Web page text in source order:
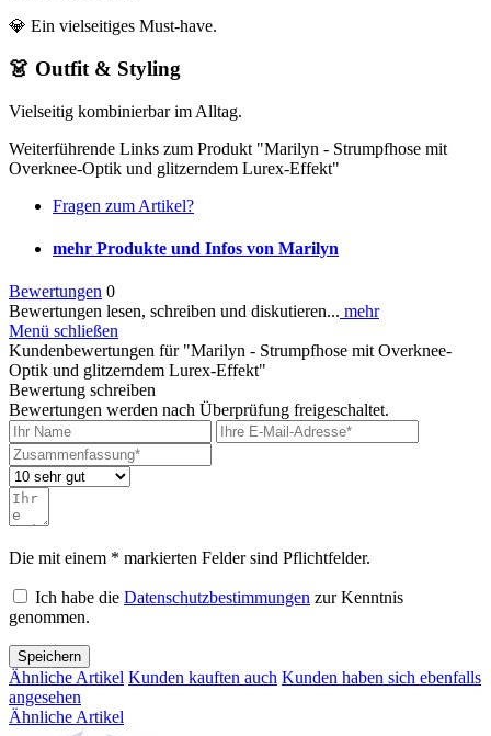
💎 Ein vielseitiges Must-have.
👗 Outfit & Styling
Vielseitig kombinierbar im Alltag.
Weiterführende Links zum Produkt "Marilyn - Strumpfhose mit
Overknee-Optik und glitzerndem Lurex-Effekt"
Fragen zum Artikel?
mehr Produkte und Infos von Marilyn
Bewertungen 0
Bewertungen lesen, schreiben und diskutieren... mehr
Menü schließen
Kundenbewertungen für "Marilyn - Strumpfhose mit Overknee-
Optik und glitzerndem Lurex-Effekt"
Bewertung schreiben
Bewertungen werden nach Überprüfung freigeschaltet.
Die mit einem * markierten Felder sind Pflichtfelder.
Ich habe die Datenschutzbestimmungen zur Kenntnis
genommen.
Speichern
Ähnliche Artikel Kunden kauften auch Kunden haben sich ebenfalls
angesehen
Ähnliche Artikel